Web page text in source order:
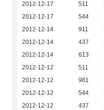
2012-12-17
511
2012-12-17
544
2012-12-14
911
2012-12-14
437
2012-12-14
613
2012-12-12
511
2012-12-12
981
2012-12-12
544
2012-12-12
437